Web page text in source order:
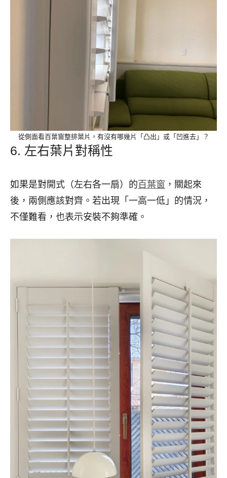
從側面看百葉窗整排葉片，有沒有哪幾片「凸出」或「凹進去」？
6. 左右葉片對稱性
如果是對開式（左右各一扇）的百葉窗 ，關起來
後，兩側應該對齊。若出現「一高一低」的情況，
不僅難看，也表示安裝不夠準確。